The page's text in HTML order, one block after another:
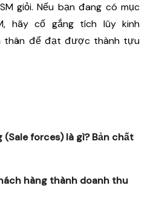
giỏi. Nếu bạn đang có mục
hãy cố gắng tích lũy kinh
thân để đạt được thành tựu
forces) là gì? Bản chất
hàng thành doanh thu